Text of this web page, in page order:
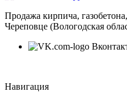
Продажа кирпича,
Череповце (Вологодская
Навигация